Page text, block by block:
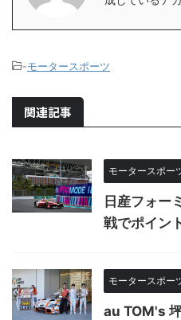
-モータースポーツ
関連記事
モータースポー
日産フォー
戦でポイン
モータースポー
au TOM's